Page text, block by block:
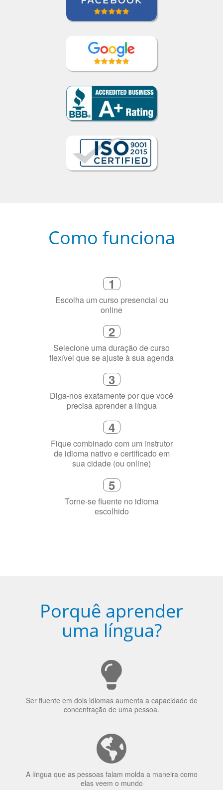
Como funciona
Escolha um curso presencial ou
online
Selecione uma duração de curso
flexível que se ajuste à sua agenda
Diga-nos exatamente por que você
precisa aprender a língua
Fique combinado com um instrutor
de idioma nativo e certificado em
sua cidade (ou online)
5
Torne-se fluente no idioma
escolhido
Porquê aprender
uma língua?
Ser fluente em dois idiomas aumenta a capacidade de
concentração de uma pessoa.
A língua que as pessoas falam molda a maneira como
elas veem o mundo